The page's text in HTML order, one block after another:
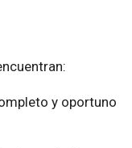
y oportuno